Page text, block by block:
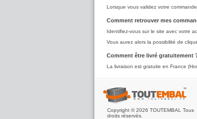
Lorsque vous validez votre
Comment retrouver mes
Identifiez-vous sur le site avec votre
Vous aurez alors la possibilité de
Comment être livré gratuitement
La livraison est gratuite en France
Copyright © 2026 TOUTEMBAL Tous
droits réservés.